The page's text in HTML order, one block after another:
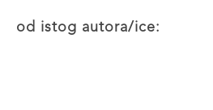
od istog autora/ice: